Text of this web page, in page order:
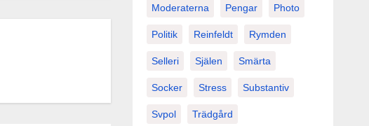
Moderaterna Pengar Photo
Politik Reinfeldt Rymden
Selleri Själen Smärta
Socker Stress Substantiv
Svpol Trädgård